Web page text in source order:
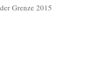
Grenze 2015